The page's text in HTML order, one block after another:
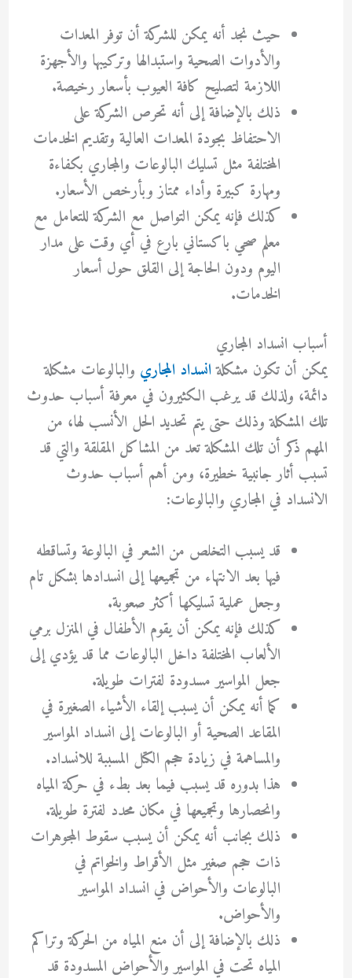
حيث نجد أنه يمكن للشركة أن توفر المعدات
والأدوات الصحية واستبدالها وتركيبها والأجهزة
اللازمة لتصليح كافة العيوب بأسعار رخيصة.
ذلك بالإضافة إلى أنه تحرص الشركة على
الاحتفاظ بجودة المعدات العالية وتقديم الخدمات
المختلفة مثل تسليك البالوعات والمجاري بكفاءة
ومهارة كبيرة وأداء ممتاز وبأرخص الأسعار.
كذلك فإنه يمكن التواصل مع الشركة للتعامل مع
معلم صحي باكستاني بارع في أي وقت على مدار
اليوم ودون الحاجة إلى القلق حول أسعار
الخدمات.
أسباب انسداد المجاري
يمكن أن تكون مشكلةانسداد المجاري والبالوعات مشكلة
دائمة، ولذلك قد يرغب الكثيرون في معرفة أسباب حدوث
تلك المشكلة وذلك حتى يتم تحديد الحل الأنسب لها، من
المهم ذكر أن تلك المشكلة تعد من المشاكل المقلقة والتي قد
تسبب أثار جانبية خطيرة، ومن أهم أسباب حدوث
الانسداد في المجاري والبالوعات:
قد يسبب التخلص من الشعر في البالوعة وتساقطه
فيها بعد الانتهاء من تجميعها إلى انسدادها بشكل تام
وجعل عملية تسليكها أكثر صعوبة.
كذلك فإنه يمكن أن يقوم الأطفال في المنزل برمي
الألعاب المختلفة داخل البالوعات مما قد يؤدي إلى
جعل المواسير مسدودة لفترات طويلة.
كما أنه يمكن أن يسبب إلقاء الأشياء الصغيرة في
المقاعد الصحية أو البالوعات إلى انسداد المواسير
والمساهمة في زيادة حجم الكتل المسببة للانسداد.
هذا بدوره قد يسبب فيما بعد بطء في حركة المياه
وانحصارها وتجميعها في مكان محدد لفترة طويلة.
ذلك بجانب أنه يمكن أن يسبب سقوط المجوهرات
ذات حجم صغير مثل الأقراط والخواتم في
البالوعات والأحواض في انسداد المواسير
والأحواض.
ذلك بالإضافة إلى أن منع المياه من الحركة وتراكم
المياه تحت في المواسير والأحواض المسدودة قد